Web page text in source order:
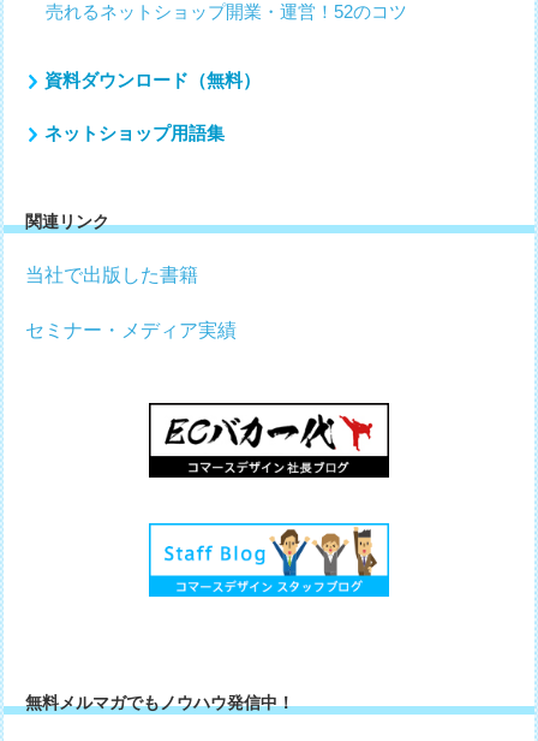
売れるネットショップ開業・運営！52のコツ
資料ダウンロード（無料）
ネットショップ用語集
関連リンク
当社で出版した書籍
セミナー・メディア実績
無料メルマガでもノウハウ発信中！